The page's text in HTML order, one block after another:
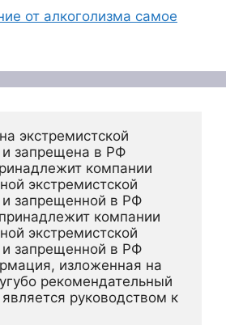
от алкоголизма самое
экстремистской
и запрещена в РФ
компании
экстремистской
и запрещенной в РФ
компании
экстремистской
и запрещенной в РФ
изложенная на
рекомендательный
руководством к